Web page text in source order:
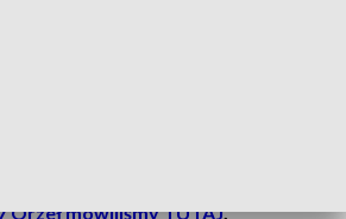
Orzeł mówiliśmy TUTAJ.